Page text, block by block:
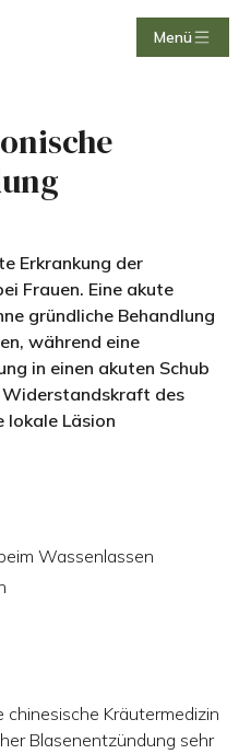
Menü
Erkrankung der
Frauen. Eine akute
gründliche Behandlung
während eine
in einen akuten Schub
Widerstandskraft des
lokale Läsion
Wassenlassen
Kräutermedizin
Blasenentzündung sehr